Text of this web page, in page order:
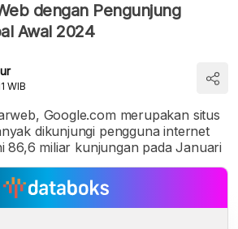
dengan Pengunjung
Awal 2024
WIB
Google.com merupakan situs
dikunjungi pengguna internet
86,6 miliar kunjungan pada Januari